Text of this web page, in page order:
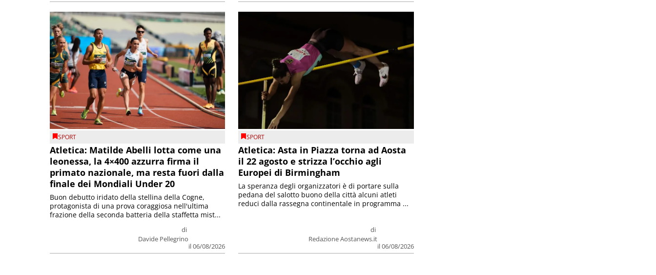
SPORT
Atletica: Matilde Abelli lotta come una
leonessa, la 4×400 azzurra firma il
primato nazionale, ma resta fuori dalla
finale dei Mondiali Under 20
di
Davide Pellegrino
il 06/08/2026
Buon debutto iridato della stellina della Cogne,
protagonista di una prova coraggiosa nell'ultima
frazione della seconda batteria della staffetta mist...
SPORT
Atletica: Asta in Piazza torna ad Aosta
il 22 agosto e strizza l’occhio agli
Europei di Birmingham
di
Redazione Aostanews.it
il 06/08/2026
La speranza degli organizzatori è di portare sulla
pedana del salotto buono della città alcuni atleti
reduci dalla rassegna continentale in programma ...